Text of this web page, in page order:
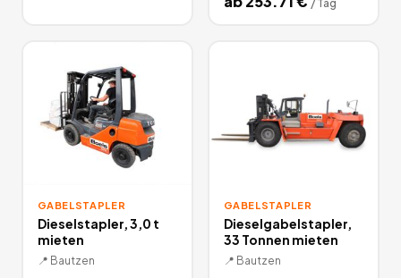
/ Tag
GABELSTAPLER
Dieselstapler, 3,0 t
mieten
📍 Bautzen
GABELSTAPLER
Dieselgabelstapler,
33 Tonnen mieten
📍 Bautzen